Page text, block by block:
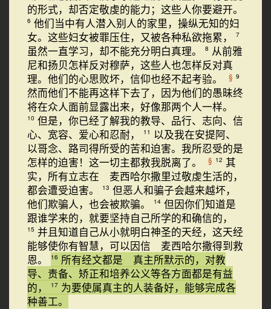
的形式，却否定敬虔的能力；这些人你要避开。
6 他们当中有人潜入别人的家里，操纵无知的妇
女。这些妇女被罪压住，又被各种私欲拖累，
7
虽然一直学习，却不能充分明白真理。 8 从前雅
尼和扬贝怎样反对穆萨，这些人也怎样反对真
理。他们的心思败坏，信仰也经不起考验。
§ 9
然而他们不能再这样下去了，因为他们的愚昧终
将在众人面前显露出来，好像那两个人一样。
10 但是，你已经了解我的教导、品行、志向、信
心、宽容、爱心和忍耐，
11 以及我在安提阿、
以哥念、路司得所受的苦和迫害。我所忍受的是
怎样的迫害！这一切主都救我脱离了。
§ 12 其
实，所有立志在 麦西哈尔撒里过敬虔生活的，
都会遭受迫害。
13 但恶人和骗子会越来越坏，
他们欺骗人，也会被欺骗。
14 但因你们知道是
跟谁学来的，就要坚持自己所学的和确信的，
15 并且知道自己从小就明白神圣的天经，这天经
能够使你有智慧，可以因信 麦西哈尔撒得到救
恩。
16 所有经文都是 真主所默示的，对教
导、责备、矫正和培养公义等各方面都是有益
的，
17 为要使属真主的人装备好，能够完成各
种善工。